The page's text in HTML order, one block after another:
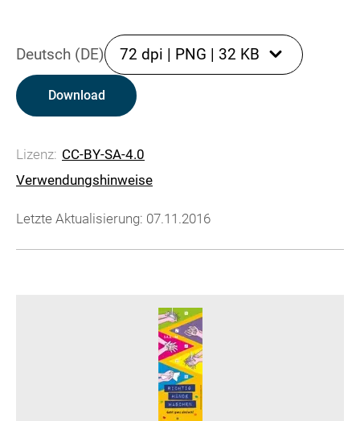
Deutsch (DE) 72 dpi | PNG | 32 KB
Download
Lizenz: CC-BY-SA-4.0
Verwendungshinweise
Letzte Aktualisierung: 07.11.2016